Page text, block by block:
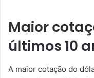
Maior
últimos 10
A maior cotação do